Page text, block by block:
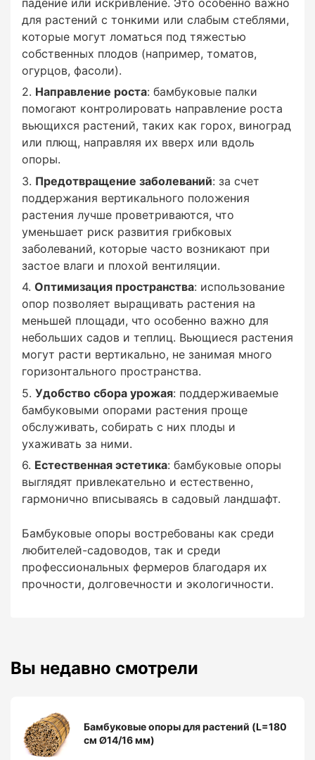
: бамбуковые опоры выглядят привлекательно
и естественно, гармонично вписываясь в
садовый ландшафт.
Бамбуковые опоры востребованы как среди
любителей-садоводов, так и среди
профессиональных фермеров благодаря их
прочности, долговечности и экологичности.
падение или искривление. Это особенно важно
для растений с тонкими или слабым стеблями,
которые могут ломаться под тяжестью
собственных плодов (например, томатов,
огурцов, фасоли).
Направление роста: бамбуковые палки
помогают контролировать направление роста
вьющихся растений, таких как горох, виноград
или плющ, направляя их вверх или вдоль
опоры.
Предотвращение заболеваний: за счет
поддержания вертикального положения
растения лучше проветриваются, что
уменьшает риск развития грибковых
заболеваний, которые часто возникают при
застое влаги и плохой вентиляции.
Оптимизация пространства: использование
опор позволяет выращивать растения на
меньшей площади, что особенно важно для
небольших садов и теплиц. Вьющиеся растения
могут расти вертикально, не занимая много
горизонтального пространства.
Удобство сбора урожая: поддерживаемые
бамбуковыми опорами растения проще
обслуживать, собирать с них плоды и
ухаживать за ними.
Естественная эстетика: бамбуковые опоры
выглядят привлекательно и естественно,
гармонично вписываясь в садовый ландшафт.
Бамбуковые опоры востребованы как среди
любителей-садоводов, так и среди
профессиональных фермеров благодаря их
прочности, долговечности и экологичности.
Вы недавно смотрели
Бамбуковые опоры для растений (L=180
см Ø14/16 мм)